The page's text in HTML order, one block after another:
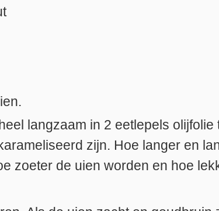
langzaam in 2 eetlepels olijfolie
zijn. Hoe langer en
zoeter de uien worden en hoe